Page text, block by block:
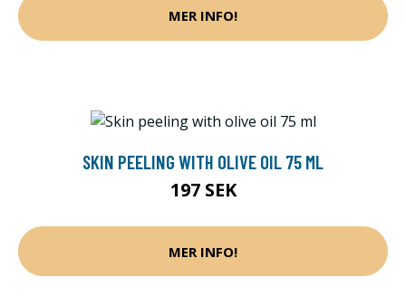
MER INFO!
SKIN PEELING WITH OLIVE OIL 75 ML
197 SEK
MER INFO!